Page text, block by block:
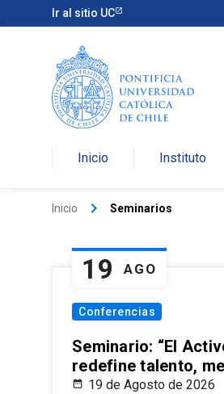
Ir al sitio UC
Inicio Instituto
Inicio keyboard_arrow_right Seminarios
19 AGO
Conferencias
Seminario: “El
redefine talento,
19 de Agosto de 2026